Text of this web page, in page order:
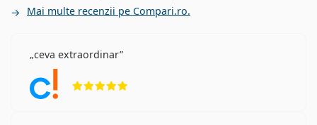
Mai multe recenzii pe Compari.ro.
ceva extraordinar